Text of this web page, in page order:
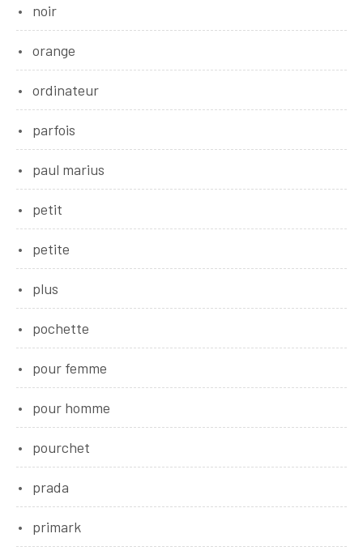
noir
orange
ordinateur
parfois
paul marius
petit
petite
plus
pochette
pour femme
pour homme
pourchet
prada
primark